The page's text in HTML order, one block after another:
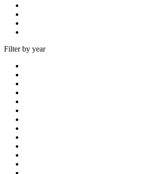
Filter by year